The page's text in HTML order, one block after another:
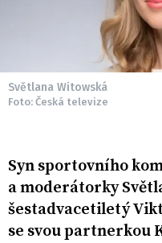
Světlana Witowská
Foto: Česká televize
Syn sportovního
a moderátorky
šestadvacetiletý
se svou partnerkou